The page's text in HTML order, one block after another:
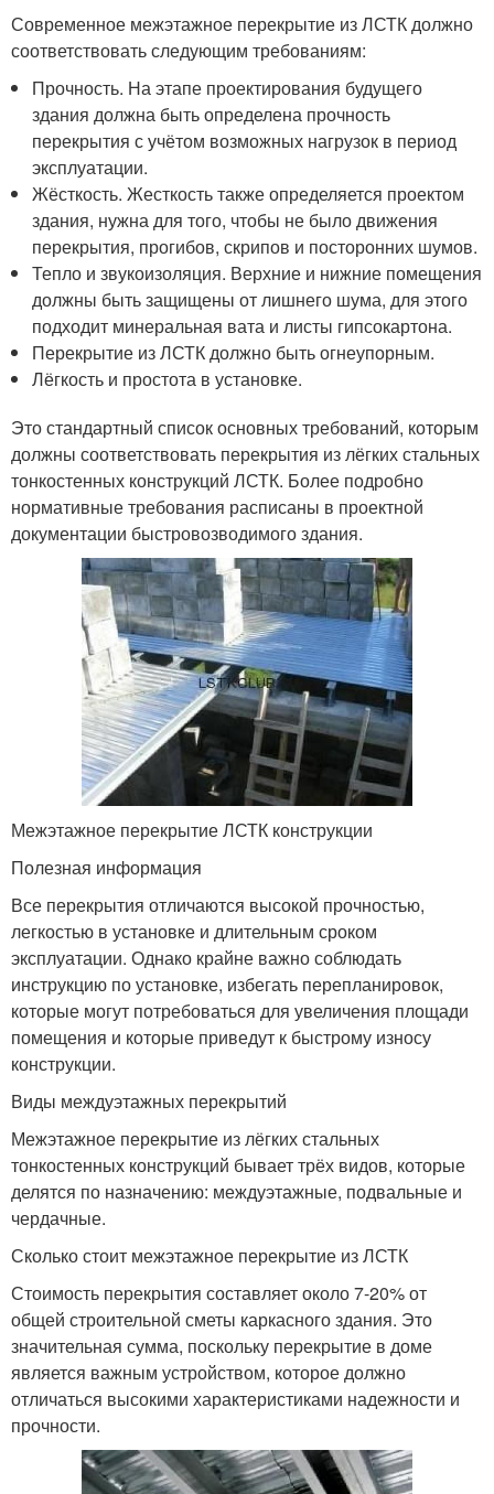
Современное межэтажное перекрытие из ЛСТК должно
соответствовать следующим требованиям:
Прочность. На этапе проектирования будущего
здания должна быть определена прочность
перекрытия с учётом возможных нагрузок в период
эксплуатации.
Жёсткость. Жесткость также определяется проектом
здания, нужна для того, чтобы не было движения
перекрытия, прогибов, скрипов и посторонних шумов.
Тепло и звукоизоляция. Верхние и нижние помещения
должны быть защищены от лишнего шума, для этого
подходит минеральная вата и листы гипсокартона.
Перекрытие из ЛСТК должно быть огнеупорным.
Лёгкость и простота в установке.
Это стандартный список основных требований, которым
должны соответствовать перекрытия из лёгких стальных
тонкостенных конструкций ЛСТК. Более подробно
нормативные требования расписаны в проектной
документации быстровозводимого здания.
Межэтажное перекрытие ЛСТК конструкции
Полезная информация
Все перекрытия отличаются высокой прочностью,
легкостью в установке и длительным сроком
эксплуатации. Однако крайне важно соблюдать
инструкцию по установке, избегать перепланировок,
которые могут потребоваться для увеличения площади
помещения и которые приведут к быстрому износу
конструкции.
Виды междуэтажных перекрытий
Межэтажное перекрытие из лёгких стальных
тонкостенных конструкций бывает трёх видов, которые
делятся по назначению: междуэтажные, подвальные и
чердачные.
Сколько стоит межэтажное перекрытие из ЛСТК
Стоимость перекрытия составляет около 7-20% от
общей строительной сметы каркасного здания. Это
значительная сумма, поскольку перекрытие в доме
является важным устройством, которое должно
отличаться высокими характеристиками надежности и
прочности.